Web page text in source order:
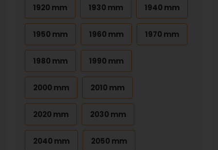
1920 mm 1930 mm 1940 mm
1950 mm 1960 mm 1970 mm
1980 mm 1990 mm
2000 mm 2010 mm
2020 mm 2030 mm
2040 mm 2050 mm